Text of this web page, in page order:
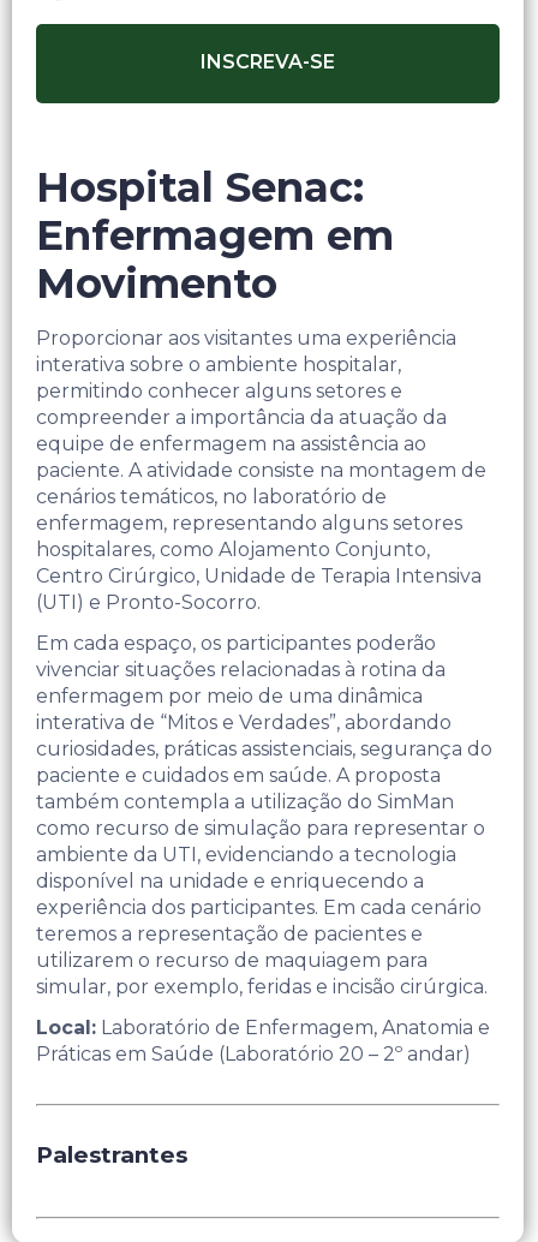
INSCREVA-SE
Hospital Senac:
Enfermagem em
Movimento
Proporcionar aos visitantes uma experiência
interativa sobre o ambiente hospitalar,
permitindo conhecer alguns setores e
compreender a importância da atuação da
equipe de enfermagem na assistência ao
paciente.​ A atividade consiste na montagem de
cenários temáticos, no laboratório de
enfermagem, representando alguns setores
hospitalares, como Alojamento Conjunto,
Centro Cirúrgico, Unidade de Terapia Intensiva
(UTI) e Pronto-Socorro.
Em cada espaço, os participantes poderão
vivenciar situações relacionadas à rotina da
enfermagem por meio de uma dinâmica
interativa de “Mitos e Verdades”, abordando
curiosidades, práticas assistenciais, segurança do
paciente e cuidados em saúde. ​A proposta
também contempla a utilização do SimMan
como recurso de simulação para representar o
ambiente da UTI, evidenciando a tecnologia
disponível na unidade e enriquecendo a
experiência dos participantes.​ Em cada cenário
teremos a representação de pacientes e
utilizarem o recurso de maquiagem para
simular, por exemplo, feridas e incisão cirúrgica. ​
Local: Laboratório de Enfermagem, Anatomia e
Práticas em Saúde (Laboratório 20 – 2º andar)
Palestrantes